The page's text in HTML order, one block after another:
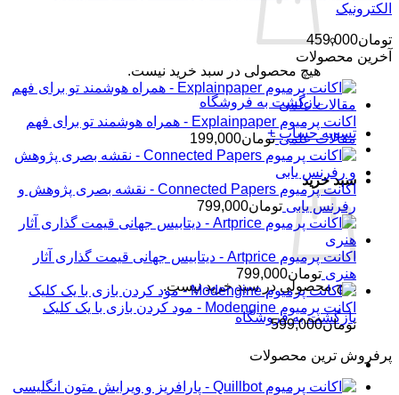
هیچ محصولی در سبد خرید نیست.
بازگشت به فروشگاه
تسویه حساب +
سبد خرید
هیچ محصولی در سبد خرید نیست.
بازگشت به فروشگاه
الکترونیک
تومان459,000
آخرین محصولات
اکانت پرمیوم Explainpaper - همراه هوشمند تو برای فهم
مقالات علمی تومان199,000
اکانت پرمیوم Connected Papers - نقشه بصری پژوهش و
رفرنس یابی تومان799,000
اکانت پرمیوم Artprice - دیتابیس جهانی قیمت ‌گذاری آثار
هنری تومان799,000
اکانت پرمیوم Modengine - مود کردن بازی با یک کلیک
تومان599,000
پرفروش ترین محصولات